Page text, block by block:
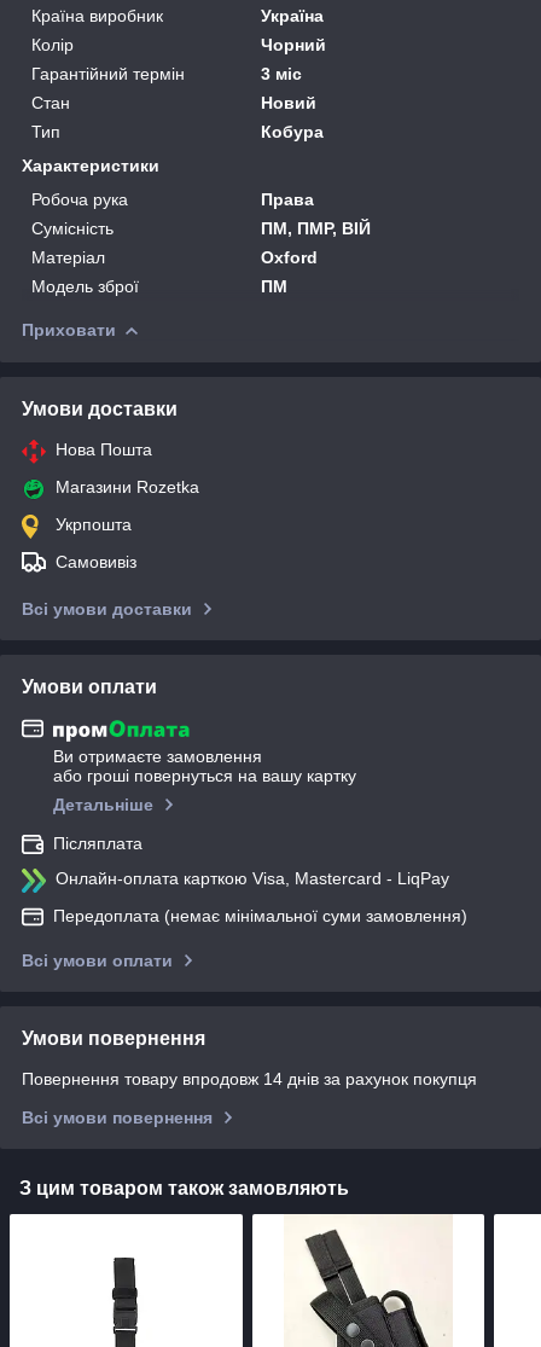
Країна виробник
Україна
Колір
Чорний
Гарантійний термін
3 міс
Стан
Новий
Тип
Кобура
Характеристики
Робоча рука
Права
Сумісність
ПМ, ПМР, ВІЙ
Матеріал
Oxford
Модель зброї
ПМ
Приховати
Умови доставки
Нова Пошта
Магазини Rozetka
Укрпошта
Самовивіз
Всі умови доставки
Умови оплати
Ви отримаєте замовлення
або гроші повернуться на вашу картку
Детальніше
Післяплата
Онлайн-оплата карткою Visa, Mastercard - LiqPay
Передоплата (немає мінімальної суми замовлення)
Всі умови оплати
Умови повернення
Повернення товару впродовж 14 днів за рахунок покупця
Всі умови повернення
З цим товаром також замовляють